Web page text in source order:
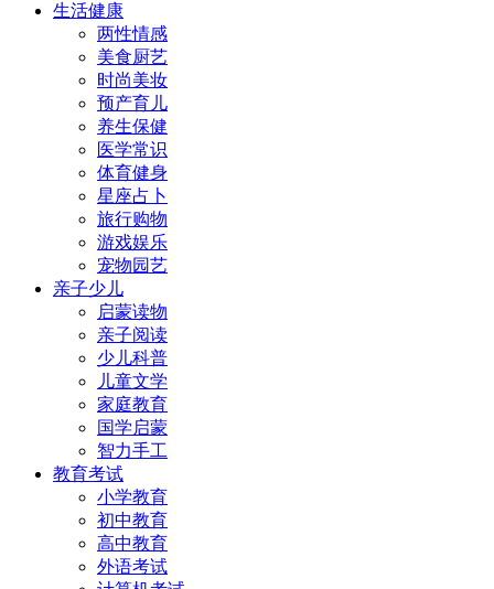
生活健康
两性情感
美食厨艺
时尚美妆
预产育儿
养生保健
医学常识
体育健身
星座占卜
旅行购物
游戏娱乐
宠物园艺
亲子少儿
启蒙读物
亲子阅读
少儿科普
儿童文学
家庭教育
国学启蒙
智力手工
教育考试
小学教育
初中教育
高中教育
外语考试